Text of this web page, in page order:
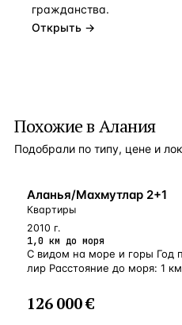
гражданства.
Открыть →
Похожие в Алания
Подобрали по типу, цене и
БЛИЗКО К МОРЮ
Аланья/Махмутлар 2+1
Квартиры
2010 г.
1,0 км до моря
С видом на море и горы Год
лир Расстояние до моря: 1 км
126 000 €